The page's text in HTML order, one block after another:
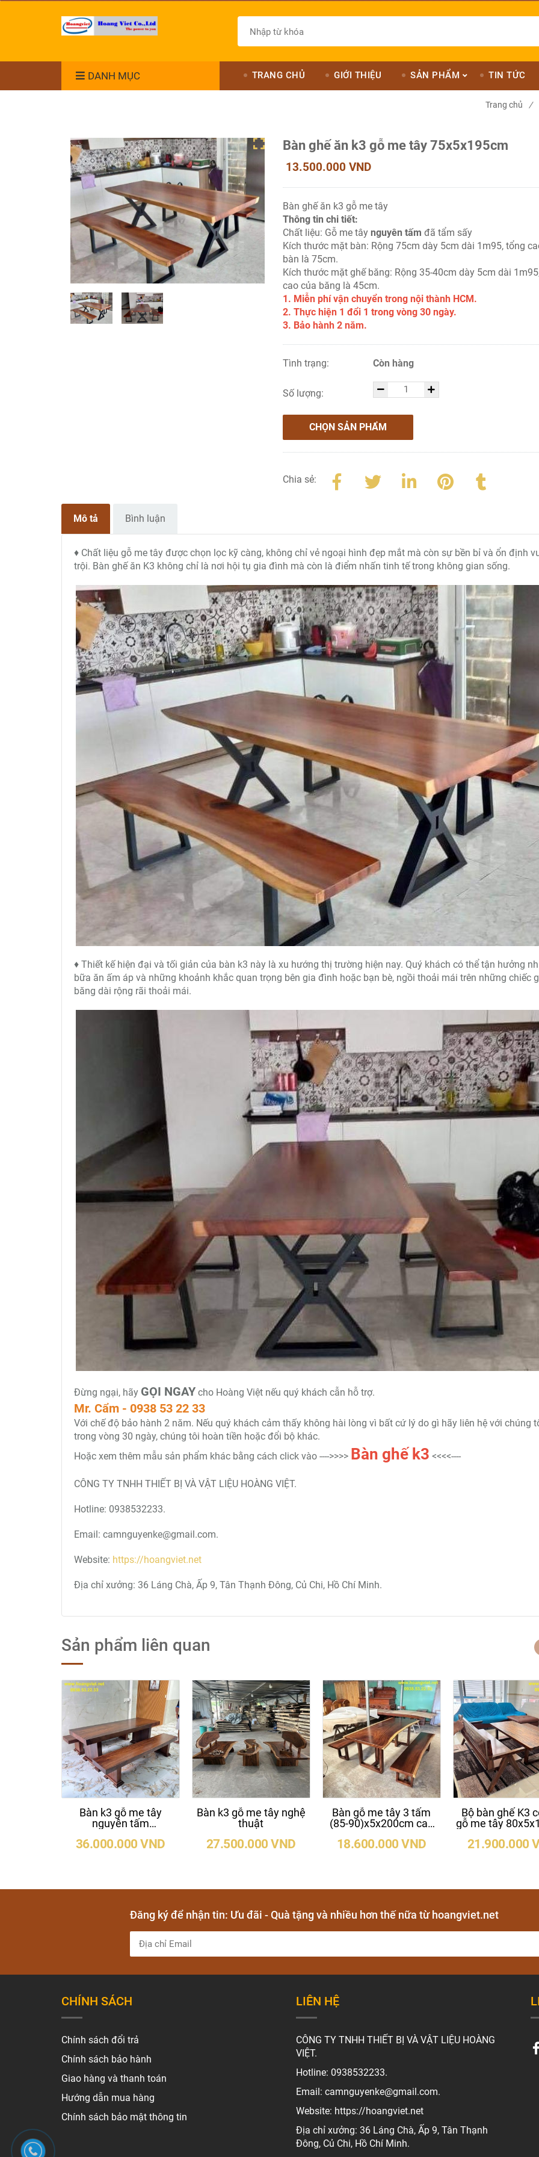
DANH MỤC TRANG CHỦ GIỚI THIỆU SẢN PHẨM TIN TỨC
Trang chủ /
Bàn ghế ăn k3 gỗ me tây 75x5x195cm
13.500.000 VND
Bàn ghế ăn k3 gỗ me tây
Thông tin chi tiết:
Chất liệu: Gỗ me tâynguyên tấm đã tẩm sấy
Kích thước mặt bàn: Rộng 75cm dày 5cm dài 1m95, tổng
bàn là 75cm.
Kích thước mặt ghế băng: Rộng 35-40cm dày 5cm dài
cao của băng là 45cm.
1. Miễn phí vận chuyển trong nội thành HCM.
2. Thực hiện 1 đổi 1 trong vòng 30 ngày.
3. Bảo hành 2 năm.
Tình trạng: Còn hàng
Số lượng:
CHỌN SẢN PHẨM
Chia sẻ:
Mô tả Bình luận
♦ Chất liệu gỗ me tây được chọn lọc kỹ càng, không chỉ vẻ ngoại hình đẹp mắt mà còn sự bền bỉ và ổn định
trội. Bàn ghế ăn K3 không chỉ là nơi hội tụ gia đình mà còn là điểm nhấn tinh tế trong không gian sống.
♦ Thiết kế hiện đại và tối giản của bàn k3 này là xu hướng thị trường hiện nay. Quý khách có thể tận hưởng
bữa ăn ấm áp và những khoảnh khắc quan trọng bên gia đình hoặc bạn bè, ngồi thoải mái trên những chiếc
băng dài rộng rãi thoải mái.
Đừng ngại, hãy GỌI NGAY cho Hoàng Việt nếu quý khách cẫn hỗ trợ.
Mr. Cẩm - 0938 53 22 33
Với chế độ bảo hành 2 năm. Nếu quý khách cảm thấy không hài lòng vì bất cứ lý do gì hãy liên hệ với chúng
trong vòng 30 ngày, chúng tôi hoàn tiền hoặc đổi bộ khác.
Hoặc xem thêm mẫu sản phẩm khác bằng cách click vào ---->>>> Bàn ghế k3 <<<<----
CÔNG TY TNHH THIẾT BỊ VÀ VẬT LIỆU HOÀNG VIỆT.
Hotline: 0938532233.
Email: camnguyenke@gmail.com.
Website: https://hoangviet.net
Địa chỉ xưởng: 36 Láng Chà, Ấp 9, Tân Thạnh Đông, Củ Chi, Hồ Chí Minh.
Sản phẩm liên quan
Bàn k3 gỗ me tây
nguyên tấm
75cm
36.000.000 VND
Bàn k3 gỗ me tây nghệ
thuật
27.500.000 VND
Bàn gỗ me tây 3 tấm
(85-90)x5x200cm cao
18.600.000 VND
Bộ bàn ghế K3
gỗ me tây
21.900.000
Đăng ký để nhận tin: Ưu đãi - Quà tặng và nhiều hơn thế nữa từ hoangviet.net
CHÍNH SÁCH
Chính sách đổi trả
Chính sách bảo hành
Giao hàng và thanh toán
Hướng dẫn mua hàng
Chính sách bảo mật thông tin
LIÊN HỆ
CÔNG TY TNHH THIẾT BỊ VÀ VẬT LIỆU HOÀNG
VIỆT.
Hotline: 0938532233.
Email: camnguyenke@gmail.com.
Website: https://hoangviet.net
Địa chỉ xưởng: 36 Láng Chà, Ấp 9, Tân Thạnh
Đông, Củ Chi, Hồ Chí Minh.